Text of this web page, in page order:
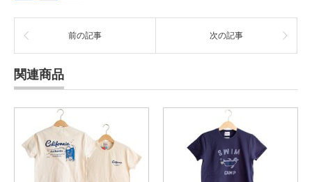
前の記事 次の記事
関連商品